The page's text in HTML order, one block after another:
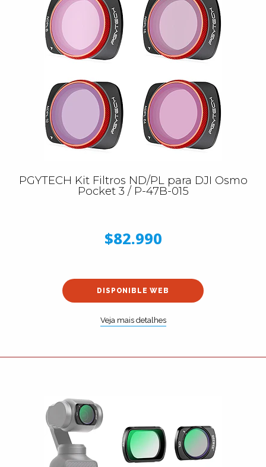
PGYTECH Kit Filtros ND/PL para DJI Osmo
Pocket 3 / P-47B-015
$82.990
DISPONIBLE WEB
Veja mais detalhes